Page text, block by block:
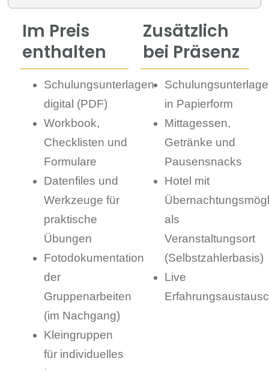
Im Preis
enthalten
Schulungsunterlagen
digital (PDF)
Workbook,
Checklisten und
Formulare
Datenfiles und
Werkzeuge für
praktische
Übungen
Fotodokumentation
der
Gruppenarbeiten
(im Nachgang)
Kleingruppen
für individuelles
Zusätzlich
bei Präsenz
in Papierform
Mittagessen,
Getränke und
Pausensnacks
Hotel mit
als
Veranstaltungsort
(Selbstzahlerbasis)
Live